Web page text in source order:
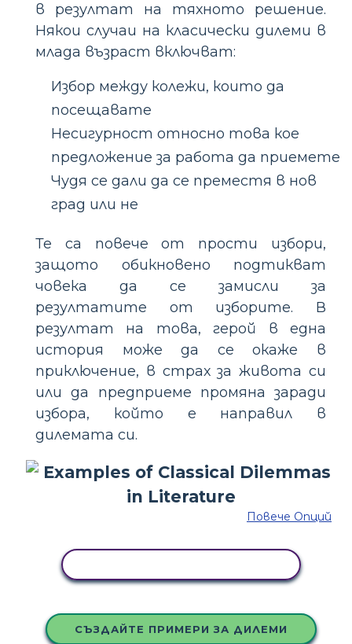
в резултат на тяхното решение.
Някои случаи на класически дилеми в
млада възраст включват:
Избор между колежи, които да
посещавате
Несигурност относно това кое
предложение за работа да приемете
Чудя се дали да се преместя в нов
град или не
Те са повече от прости избори,
защото обикновено подтикват
човека да се замисли за
резултатите от изборите. В
резултат на това, герой в една
история може да се окаже в
приключение, в страх за живота си
или да предприеме промяна заради
избора, който е направил в
дилемата си.
Повече Опций
СЪЗДАЙТЕ ПРИМЕРИ ЗА ДИЛЕМИ